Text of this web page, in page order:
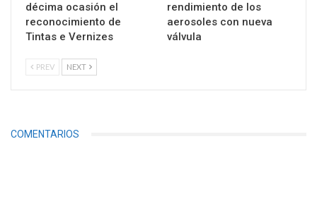
décima ocasión el
reconocimiento de
Tintas e Vernizes
rendimiento de los
aerosoles con nueva
válvula
PREV NEXT
COMENTARIOS